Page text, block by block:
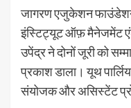
जागरण एजुकेशन
इंस्टिट्यूट ऑफ़ मैनेजमेंट
उपेंद्र ने दोनों जूरी को
प्रकाश डाला। यूथ
संयोजक और असिस्टेंट